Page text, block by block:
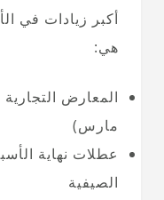
أكبر زيادات في
هي:
مارس)
عطلات نهاية
الصيفية